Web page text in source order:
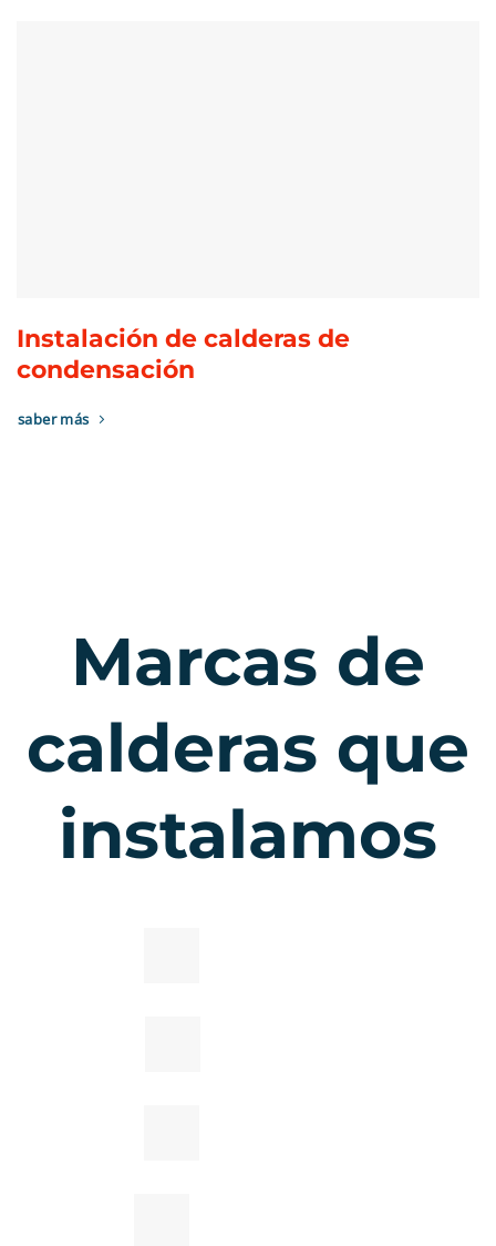
Instalación de calderas de
condensación
saber más
Marcas de
calderas que
instalamos